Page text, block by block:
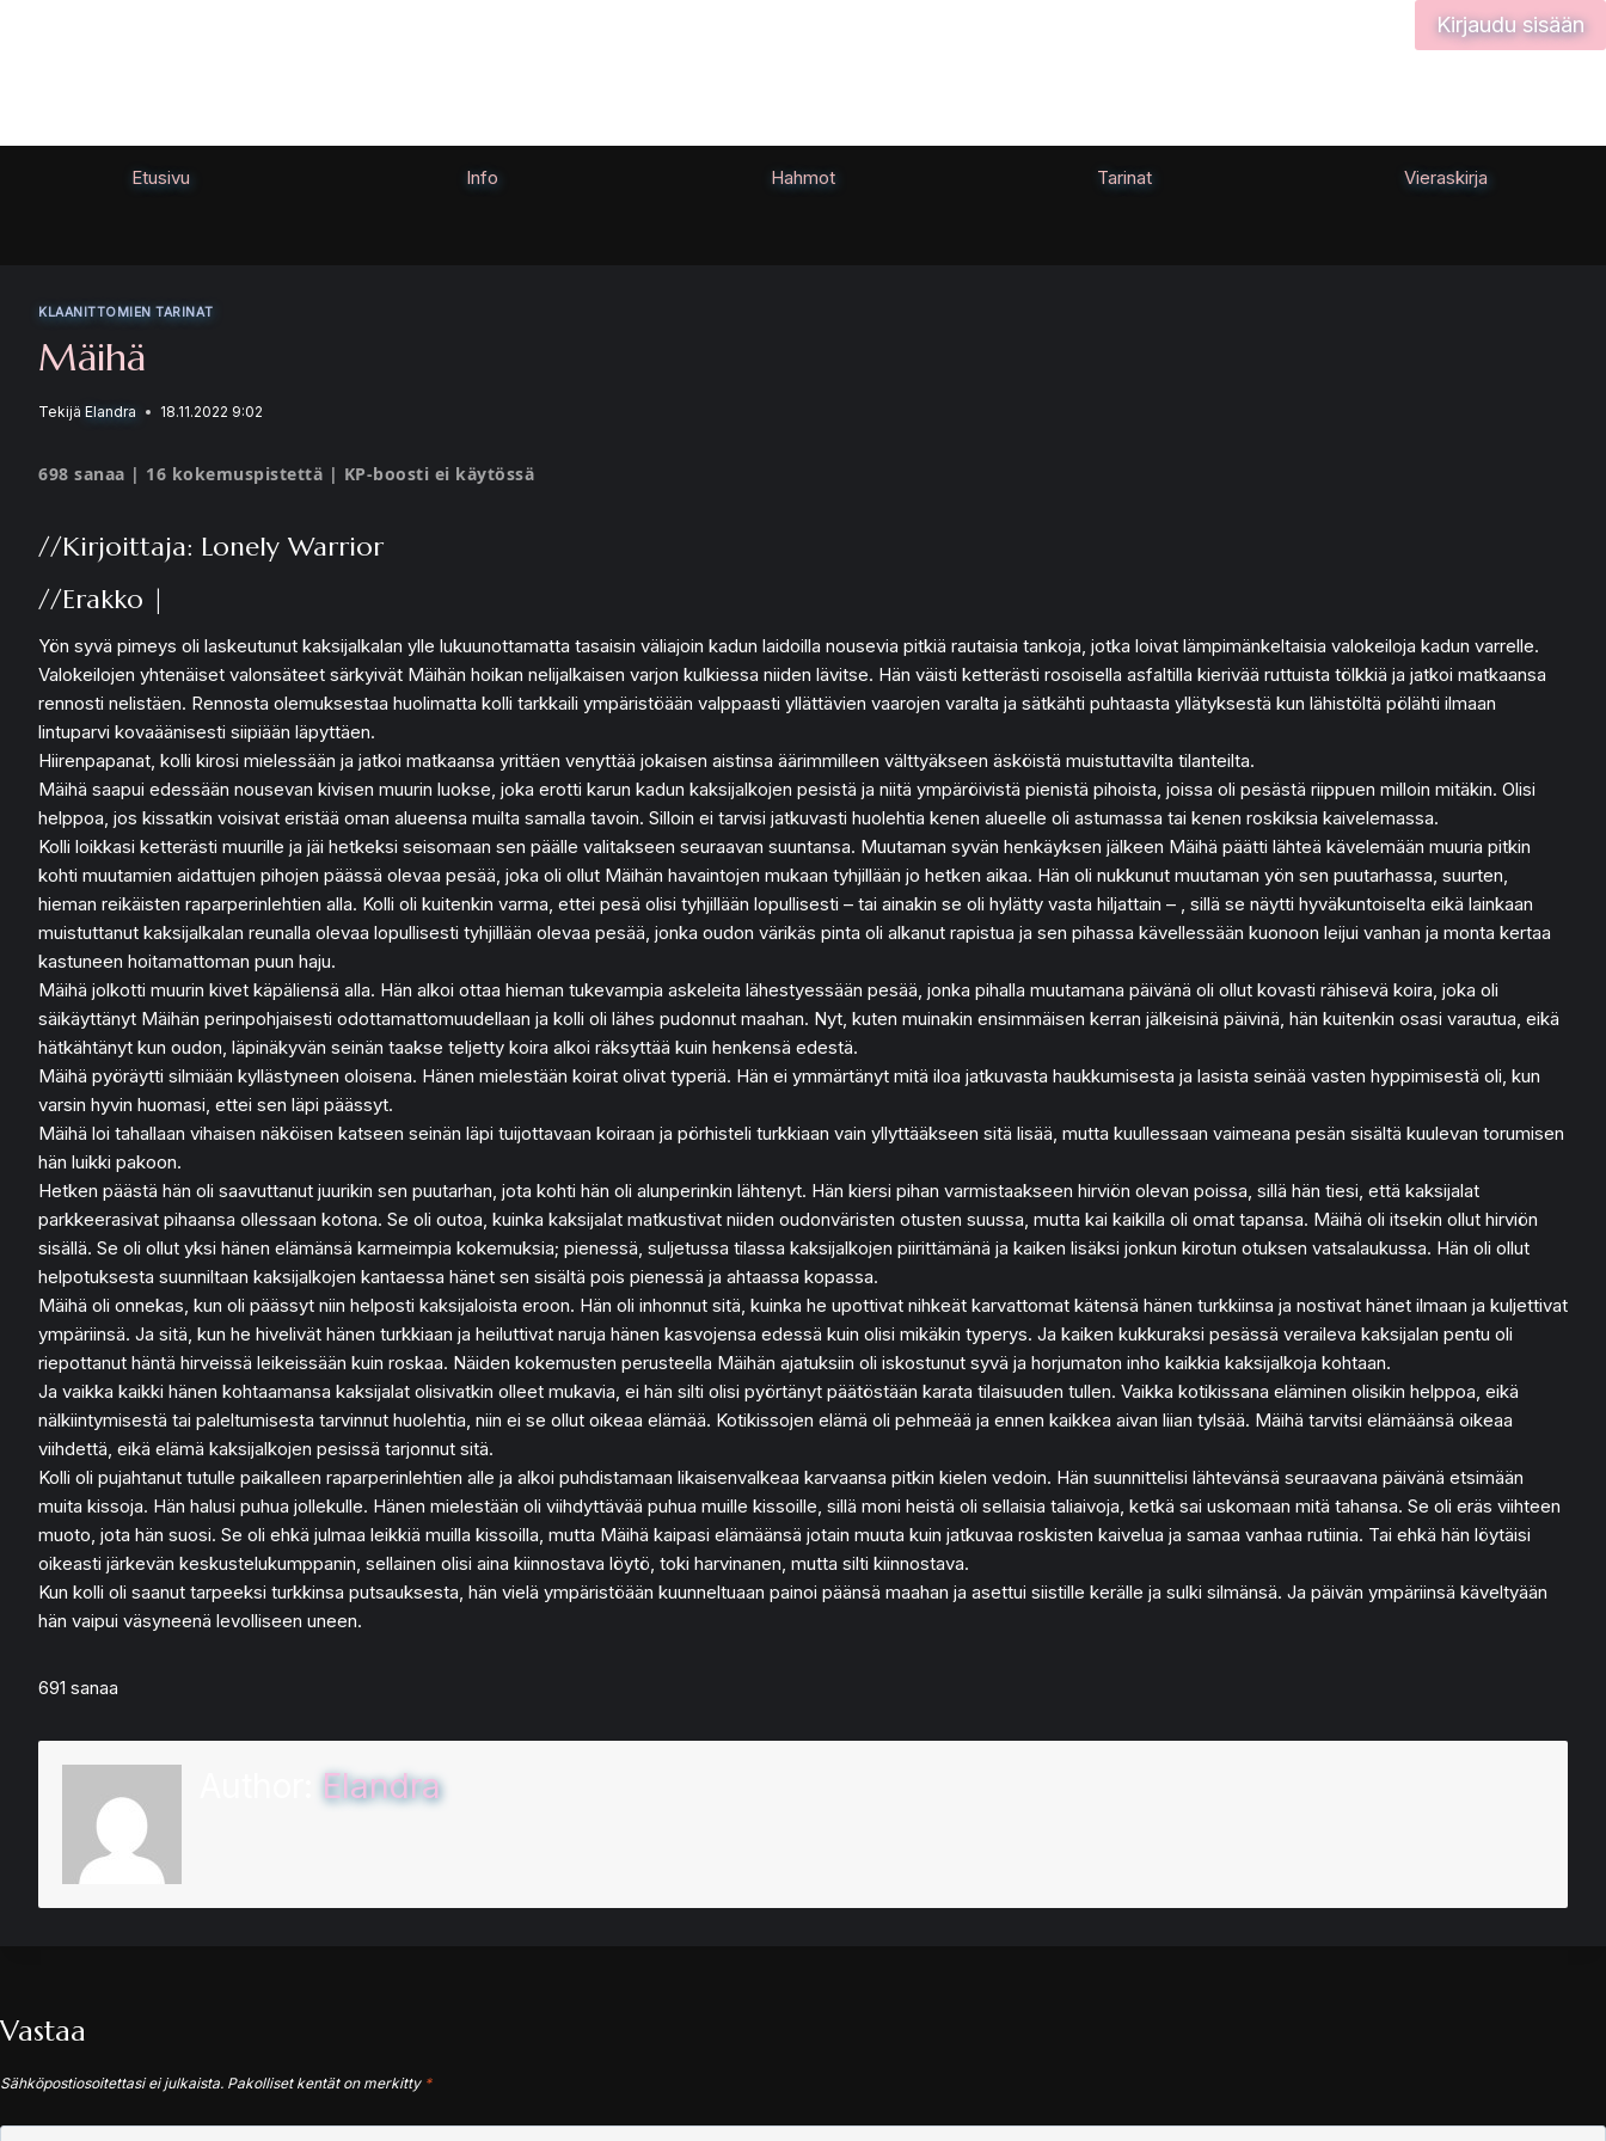
Kirjaudu sisään
Etusivu Info Hahmot Tarinat Vieraskirja
KLAANITTOMIEN TARINAT
Mäihä
Tekijä Elandra 18.11.2022 9:02
698 sanaa | 16 kokemuspistettä | KP-boosti ei käytössä
//Kirjoittaja: Lonely Warrior
//Erakko |
Yön syvä pimeys oli laskeutunut kaksijalkalan ylle lukuunottamatta tasaisin väliajoin kadun laidoilla nousevia pitkiä rautaisia tankoja, jotka loivat lämpimänkeltaisia valokeiloja kadun varrelle.
Valokeilojen yhtenäiset valonsäteet särkyivät Mäihän hoikan nelijalkaisen varjon kulkiessa niiden lävitse. Hän väisti ketterästi rosoisella asfaltilla kierivää ruttuista tölkkiä ja jatkoi matkaansa
rennosti nelistäen. Rennosta olemuksestaa huolimatta kolli tarkkaili ympäristöään valppaasti yllättävien vaarojen varalta ja sätkähti puhtaasta yllätyksestä kun lähistöltä pölähti ilmaan
lintuparvi kovaäänisesti siipiään läpyttäen.
Hiirenpapanat, kolli kirosi mielessään ja jatkoi matkaansa yrittäen venyttää jokaisen aistinsa äärimmilleen välttyäkseen äsköistä muistuttavilta tilanteilta.
Mäihä saapui edessään nousevan kivisen muurin luokse, joka erotti karun kadun kaksijalkojen pesistä ja niitä ympäröivistä pienistä pihoista, joissa oli pesästä riippuen milloin mitäkin. Olisi
helppoa, jos kissatkin voisivat eristää oman alueensa muilta samalla tavoin. Silloin ei tarvisi jatkuvasti huolehtia kenen alueelle oli astumassa tai kenen roskiksia kaivelemassa.
Kolli loikkasi ketterästi muurille ja jäi hetkeksi seisomaan sen päälle valitakseen seuraavan suuntansa. Muutaman syvän henkäyksen jälkeen Mäihä päätti lähteä kävelemään muuria pitkin
kohti muutamien aidattujen pihojen päässä olevaa pesää, joka oli ollut Mäihän havaintojen mukaan tyhjillään jo hetken aikaa. Hän oli nukkunut muutaman yön sen puutarhassa, suurten,
hieman reikäisten raparperinlehtien alla. Kolli oli kuitenkin varma, ettei pesä olisi tyhjillään lopullisesti – tai ainakin se oli hylätty vasta hiljattain – , sillä se näytti hyväkuntoiselta eikä lainkaan
muistuttanut kaksijalkalan reunalla olevaa lopullisesti tyhjillään olevaa pesää, jonka oudon värikäs pinta oli alkanut rapistua ja sen pihassa kävellessään kuonoon leijui vanhan ja monta kertaa
kastuneen hoitamattoman puun haju.
Mäihä jolkotti muurin kivet käpäliensä alla. Hän alkoi ottaa hieman tukevampia askeleita lähestyessään pesää, jonka pihalla muutamana päivänä oli ollut kovasti rähisevä koira, joka oli
säikäyttänyt Mäihän perinpohjaisesti odottamattomuudellaan ja kolli oli lähes pudonnut maahan. Nyt, kuten muinakin ensimmäisen kerran jälkeisinä päivinä, hän kuitenkin osasi varautua, eikä
hätkähtänyt kun oudon, läpinäkyvän seinän taakse teljetty koira alkoi räksyttää kuin henkensä edestä.
Mäihä pyöräytti silmiään kyllästyneen oloisena. Hänen mielestään koirat olivat typeriä. Hän ei ymmärtänyt mitä iloa jatkuvasta haukkumisesta ja lasista seinää vasten hyppimisestä oli, kun
varsin hyvin huomasi, ettei sen läpi päässyt.
Mäihä loi tahallaan vihaisen näköisen katseen seinän läpi tuijottavaan koiraan ja pörhisteli turkkiaan vain yllyttääkseen sitä lisää, mutta kuullessaan vaimeana pesän sisältä kuulevan torumisen
hän luikki pakoon.
Hetken päästä hän oli saavuttanut juurikin sen puutarhan, jota kohti hän oli alunperinkin lähtenyt. Hän kiersi pihan varmistaakseen hirviön olevan poissa, sillä hän tiesi, että kaksijalat
parkkeerasivat pihaansa ollessaan kotona. Se oli outoa, kuinka kaksijalat matkustivat niiden oudonväristen otusten suussa, mutta kai kaikilla oli omat tapansa. Mäihä oli itsekin ollut hirviön
sisällä. Se oli ollut yksi hänen elämänsä karmeimpia kokemuksia; pienessä, suljetussa tilassa kaksijalkojen piirittämänä ja kaiken lisäksi jonkun kirotun otuksen vatsalaukussa. Hän oli ollut
helpotuksesta suunniltaan kaksijalkojen kantaessa hänet sen sisältä pois pienessä ja ahtaassa kopassa.
Mäihä oli onnekas, kun oli päässyt niin helposti kaksijaloista eroon. Hän oli inhonnut sitä, kuinka he upottivat nihkeät karvattomat kätensä hänen turkkiinsa ja nostivat hänet ilmaan ja kuljettivat
ympäriinsä. Ja sitä, kun he hivelivät hänen turkkiaan ja heiluttivat naruja hänen kasvojensa edessä kuin olisi mikäkin typerys. Ja kaiken kukkuraksi pesässä veraileva kaksijalan pentu oli
riepottanut häntä hirveissä leikeissään kuin roskaa. Näiden kokemusten perusteella Mäihän ajatuksiin oli iskostunut syvä ja horjumaton inho kaikkia kaksijalkoja kohtaan.
Ja vaikka kaikki hänen kohtaamansa kaksijalat olisivatkin olleet mukavia, ei hän silti olisi pyörtänyt päätöstään karata tilaisuuden tullen. Vaikka kotikissana eläminen olisikin helppoa, eikä
nälkiintymisestä tai paleltumisesta tarvinnut huolehtia, niin ei se ollut oikeaa elämää. Kotikissojen elämä oli pehmeää ja ennen kaikkea aivan liian tylsää. Mäihä tarvitsi elämäänsä oikeaa
viihdettä, eikä elämä kaksijalkojen pesissä tarjonnut sitä.
Kolli oli pujahtanut tutulle paikalleen raparperinlehtien alle ja alkoi puhdistamaan likaisenvalkeaa karvaansa pitkin kielen vedoin. Hän suunnittelisi lähtevänsä seuraavana päivänä etsimään
muita kissoja. Hän halusi puhua jollekulle. Hänen mielestään oli viihdyttävää puhua muille kissoille, sillä moni heistä oli sellaisia taliaivoja, ketkä sai uskomaan mitä tahansa. Se oli eräs viihteen
muoto, jota hän suosi. Se oli ehkä julmaa leikkiä muilla kissoilla, mutta Mäihä kaipasi elämäänsä jotain muuta kuin jatkuvaa roskisten kaivelua ja samaa vanhaa rutiinia. Tai ehkä hän löytäisi
oikeasti järkevän keskustelukumppanin, sellainen olisi aina kiinnostava löytö, toki harvinanen, mutta silti kiinnostava.
Kun kolli oli saanut tarpeeksi turkkinsa putsauksesta, hän vielä ympäristöään kuunneltuaan painoi päänsä maahan ja asettui siistille kerälle ja sulki silmänsä. Ja päivän ympäriinsä käveltyään
hän vaipui väsyneenä levolliseen uneen.
691 sanaa
Elandra
Vastaa
Sähköpostiosoitettasi ei julkaista. Pakolliset kentät on merkitty *